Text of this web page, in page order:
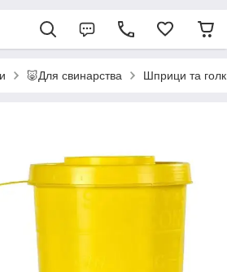
🐷Для свинарства Шприци та